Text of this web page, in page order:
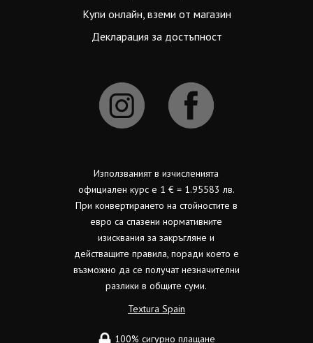
Купи онлайн, вземи от магазин
Декларация за достъпност
Използваният в изчисленията
официален курс е 1 € = 1.95583 лв.
При конвертирането на стойностите в
евро са спазени нормативните
изисквания за закръгляне и
действащите правила, поради което е
възможно да се получат незначителни
разлики в общите суми.
Textura Spain
100% сигурно плащане